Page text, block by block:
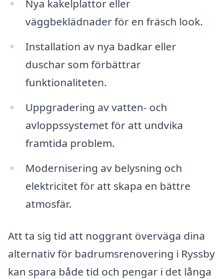
Nya kakelplattor eller
väggbeklädnader för en fräsch look.
Installation av nya badkar eller
duschar som förbättrar
funktionaliteten.
Uppgradering av vatten- och
avloppssystemet för att undvika
framtida problem.
Modernisering av belysning och
elektricitet för att skapa en bättre
atmosfär.
Att ta sig tid att noggrant överväga dina
alternativ för badrumsrenovering i Ryssby
kan spara både tid och pengar i det långa